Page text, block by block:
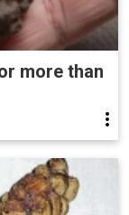
more than